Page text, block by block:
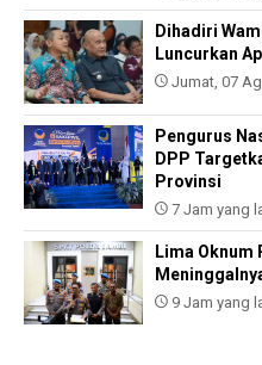
Dihadiri
Luncurkan
Jumat, 07
Pengurus
DPP
Provinsi
7 Jam yang
Lima
9 Jam yang